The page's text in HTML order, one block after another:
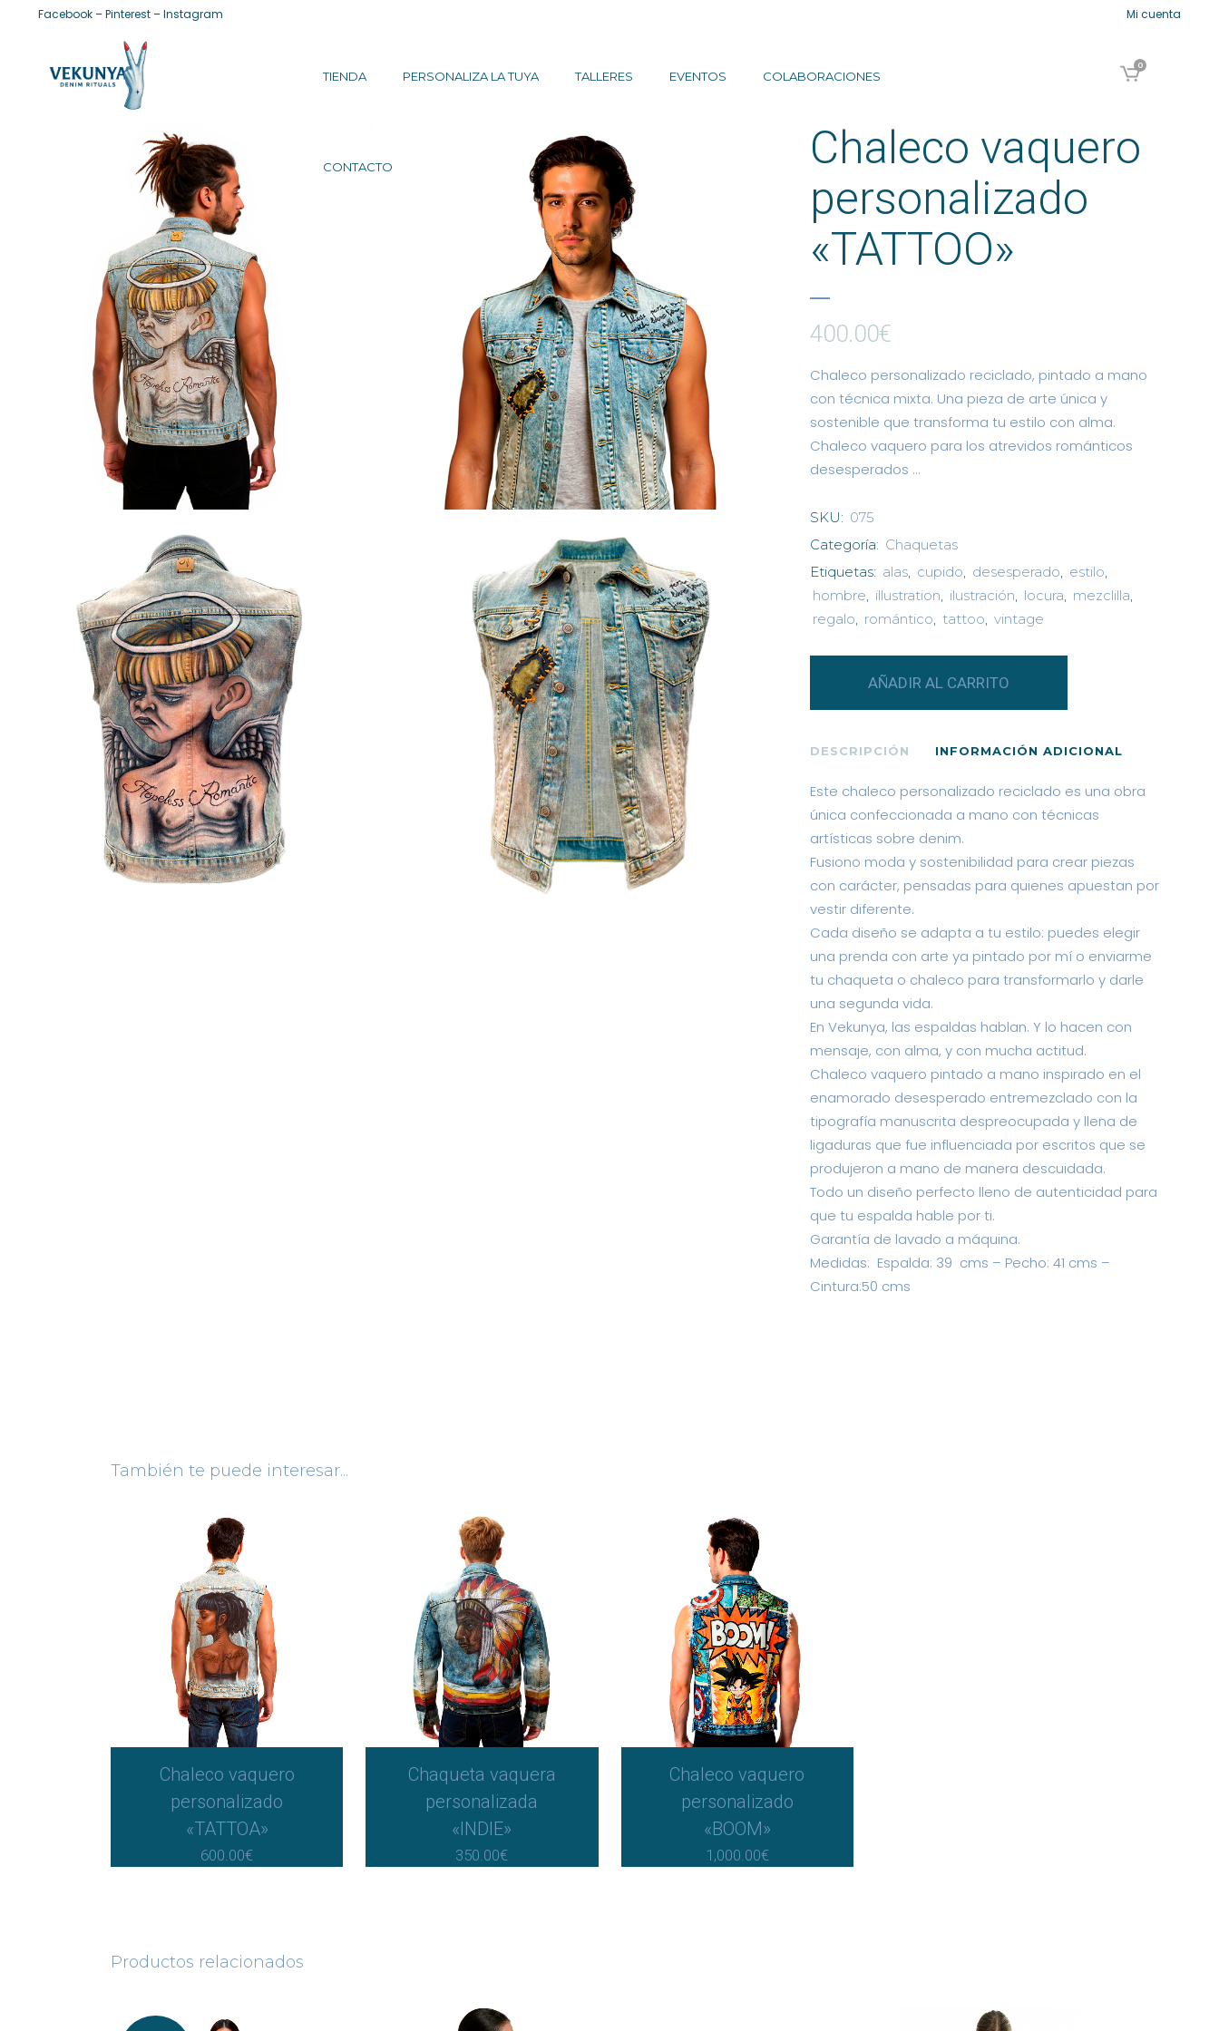
Facebook–Pinterest–Instagram Mi cuenta
0
TIENDA PERSONALIZA LA TUYA TALLERES EVENTOS COLABORACIONES
CONTACTO
Chaleco vaquero
personalizado
«TATTOO»
400.00€
Chaleco personalizado reciclado, pintado a mano
con técnica mixta. Una pieza de arte única y
sostenible que transforma tu estilo con alma.
Chaleco vaquero para los atrevidos románticos
desesperados …
SKU: 075
Categoría: Chaquetas
Etiquetas: alas, cupido, desesperado, estilo,
hombre, illustration, ilustración, locura, mezclilla,
regalo, romántico, tattoo, vintage
quantity
AÑADIR AL CARRITO
DESCRIPCIÓN INFORMACIÓN ADICIONAL
Este chaleco personalizado reciclado es una obra
única confeccionada a mano con técnicas
artísticas sobre denim.
Fusiono moda y sostenibilidad para crear piezas
con carácter, pensadas para quienes apuestan por
vestir diferente.
Cada diseño se adapta a tu estilo: puedes elegir
una prenda con arte ya pintado por mí o enviarme
tu chaqueta o chaleco para transformarlo y darle
una segunda vida.
En Vekunya, las espaldas hablan. Y lo hacen con
mensaje, con alma, y con mucha actitud.
Chaleco vaquero pintado a mano inspirado en el
enamorado desesperado entremezclado con la
tipografía manuscrita despreocupada y llena de
ligaduras que fue influenciada por escritos que se
produjeron a mano de manera descuidada.
Todo un diseño perfecto lleno de autenticidad para
que tu espalda hable por ti.
Garantía de lavado a máquina.
Medidas: Espalda: 39 cms – Pecho: 41 cms –
Cintura:50 cms
También te puede interesar...
Chaleco vaquero
personalizado
«TATTOA»
600.00€
Chaqueta vaquera
personalizada
«INDIE»
350.00€
Chaleco vaquero
personalizado
«BOOM»
1,000.00€
Productos relacionados